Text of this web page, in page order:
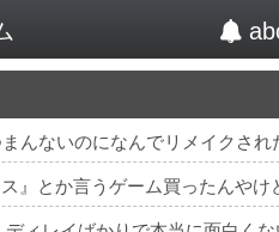
間に出会う
んないのになんでリメイクされ
』とか言うゲーム買ったんやけ